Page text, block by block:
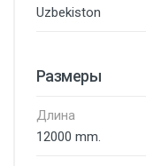
Uzbekiston
Размеры
Длина
12000 mm.